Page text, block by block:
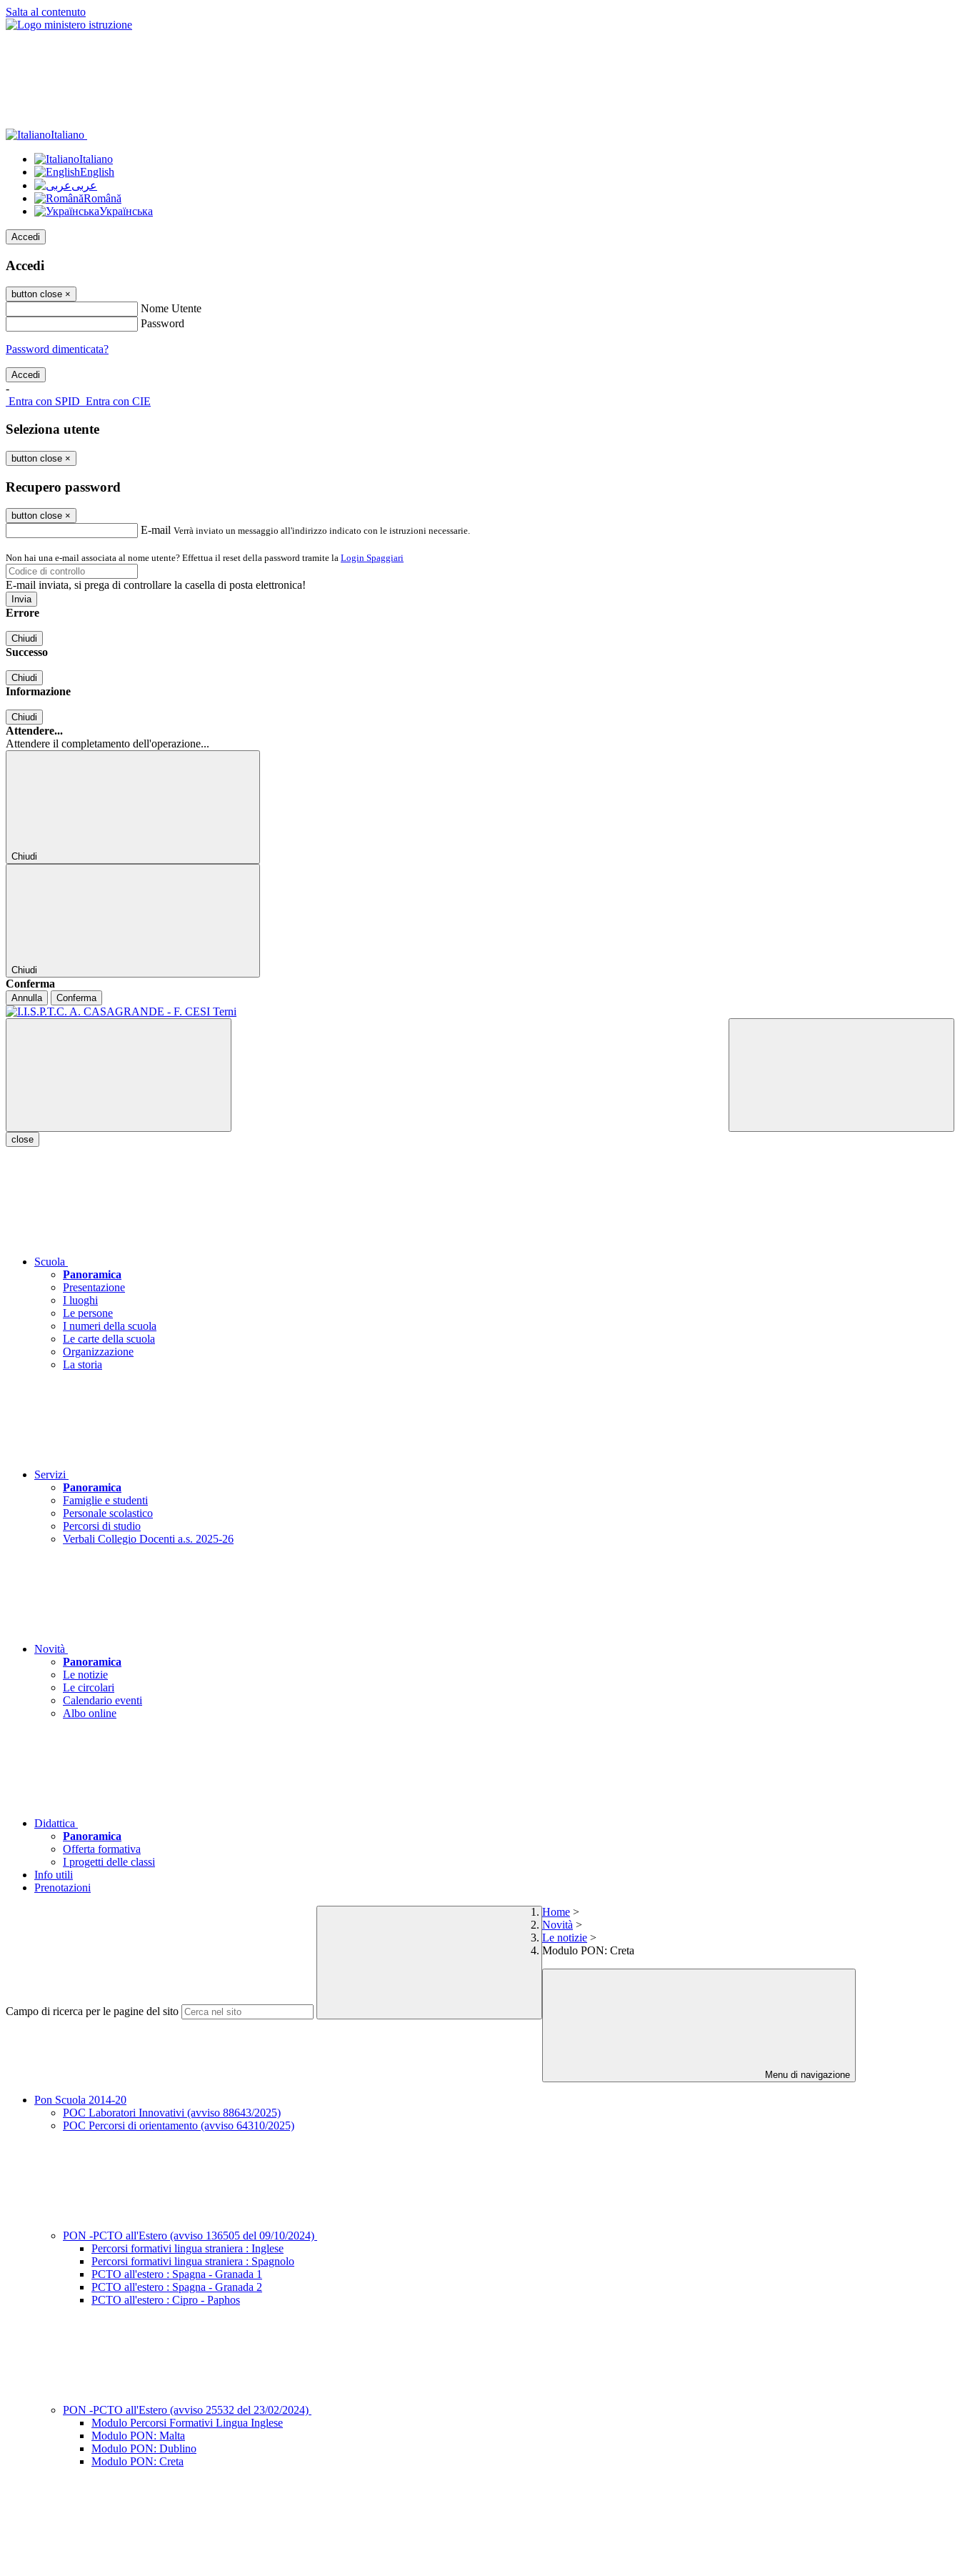
Salta al contenuto
Italiano
Italiano
English
عربى
Română
Українська
Accedi
Accedi
button close ×
Nome Utente
Password
Password dimenticata?
-
Entra con SPID Entra con CIE
Seleziona utente
button close ×
Recupero password
button close ×
E-mail Verrà inviato un messaggio all'indirizzo indicato con le istruzioni necessarie.
Non hai una e-mail associata al nome utente? Effettua il reset della password tramite la Login Spaggiari
E-mail inviata, si prega di controllare la casella di posta elettronica!
Errore
Chiudi
Successo
Chiudi
Informazione
Chiudi
Attendere...
Attendere il completamento dell'operazione...
Chiudi
Chiudi
Conferma
Annulla Conferma
close
Scuola
Panoramica
Presentazione
I luoghi
Le persone
I numeri della scuola
Le carte della scuola
Organizzazione
La storia
Servizi
Panoramica
Famiglie e studenti
Personale scolastico
Percorsi di studio
Verbali Collegio Docenti a.s. 2025-26
Novità
Panoramica
Le notizie
Le circolari
Calendario eventi
Albo online
Didattica
Panoramica
Offerta formativa
I progetti delle classi
Info utili
Prenotazioni
Campo di ricerca per le pagine del sito
Home >
Novità >
Le notizie >
Modulo PON: Creta
Menu di navigazione
Pon Scuola 2014-20
POC Laboratori Innovativi (avviso 88643/2025)
POC Percorsi di orientamento (avviso 64310/2025)
PON -PCTO all'Estero (avviso 136505 del 09/10/2024)
Percorsi formativi lingua straniera : Inglese
Percorsi formativi lingua straniera : Spagnolo
PCTO all'estero : Spagna - Granada 1
PCTO all'estero : Spagna - Granada 2
PCTO all'estero : Cipro - Paphos
PON -PCTO all'Estero (avviso 25532 del 23/02/2024)
Modulo Percorsi Formativi Lingua Inglese
Modulo PON: Malta
Modulo PON: Dublino
Modulo PON: Creta